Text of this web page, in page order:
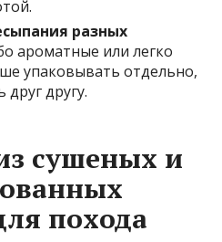
разных
ароматные или легко
упаковывать отдельно,
другу.
сушеных и
похода